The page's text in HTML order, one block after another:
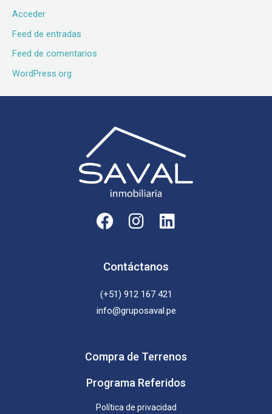
Acceder
Feed de entradas
Feed de comentarios
WordPress.org
F
a
e
o
o
I
n
t
g
r
m
L
i
k
d
i
Contáctanos
(+51) 912 167 421
info@gruposaval.pe
Compra de Terrenos
Programa Referidos
Política de privacidad